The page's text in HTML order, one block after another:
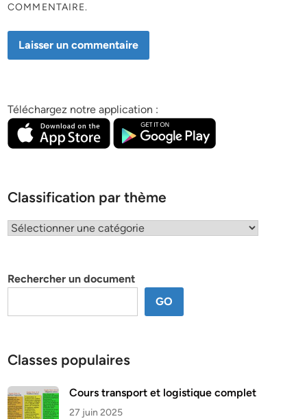
COMMENTAIRE.
Téléchargez notre application :
Classification par thème
Classification
Rechercher un document
GO
Classes populaires
Cours transport et logistique complet
27 juin 2025